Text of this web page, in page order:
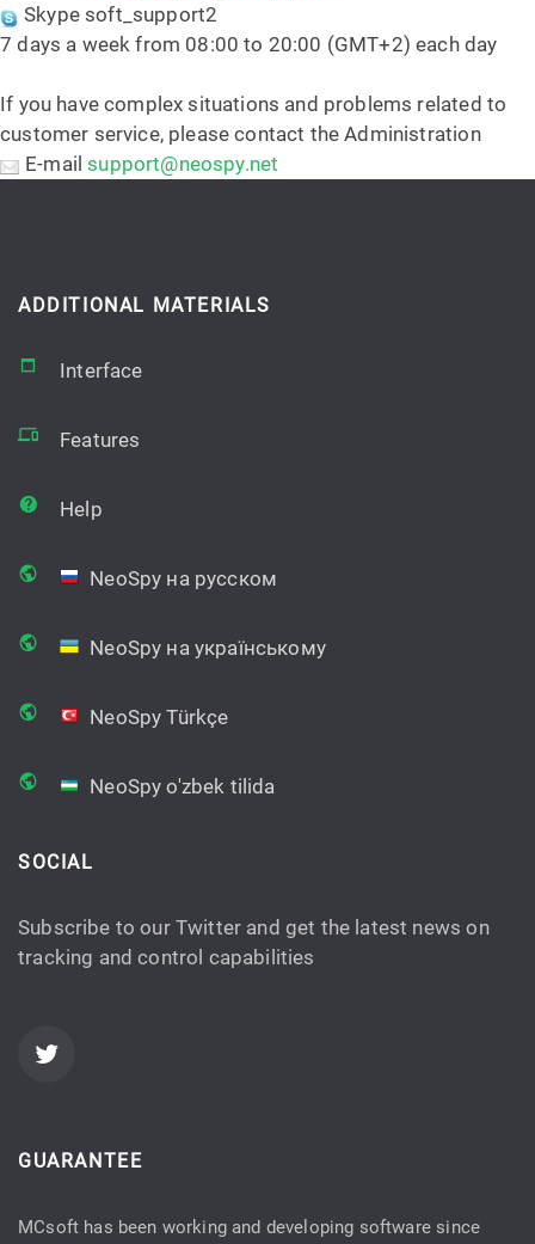
Skype soft_support2
7 days a week from 08:00 to 20:00 (GMT+2) each day
If you have complex situations and problems related to
customer service, please contact the Administration
E-mailsupport@neospy.net
ADDITIONAL MATERIALS
Interface
Features
Help
NeoSpy на русском
NeoSpy на українському
NeoSpy Türkçe
NeoSpy o'zbek tilida
SOCIAL
Subscribe to our Twitter and get the latest news on
tracking and control capabilities
GUARANTEE
MCsoft has been working and developing software since